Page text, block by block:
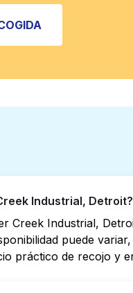
Industrial, Detroit?
Creek Industrial,
puede
práctico de recojo y